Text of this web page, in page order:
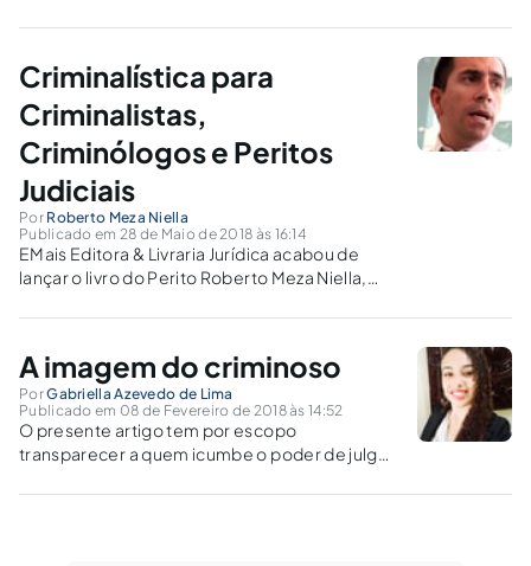
encontrem ali o que o autor esqueceu-se de
deixando de vestígio no local.
Criminalística para
Criminalistas,
Criminólogos e Peritos
Judiciais
Por Roberto Meza Niella
Publicado em 28 de Maio de 2018 às 16:14
EMais Editora & Livraria Jurídica acabou de
lançar o livro do Perito Roberto Meza Niella,
e do Advogado Criminalista Gastão da Rosa
A imagem do criminoso
PorGabriella Azevedo de Lima
Publicado em 08 de Fevereiro de 2018 às 14:52
O presente artigo tem por escopo
transparecer a quem icumbe o poder de julgar
modo geral.